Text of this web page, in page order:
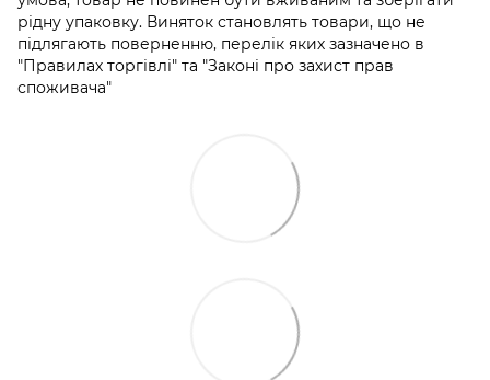
рідну упаковку. Виняток становлять товари, що не
підлягають поверненню, перелік яких зазначено в
"Правилах торгівлі" та "Законі про захист прав
споживача"